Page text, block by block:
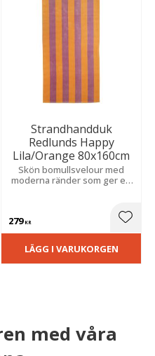
till i favoriter
Strandhandduk
Redlunds Happy
Lila/Orange 80x160cm
Skön bomullsvelour med
moderna ränder som ger en
279KR
LÄGG I VARUKORGEN
med våra